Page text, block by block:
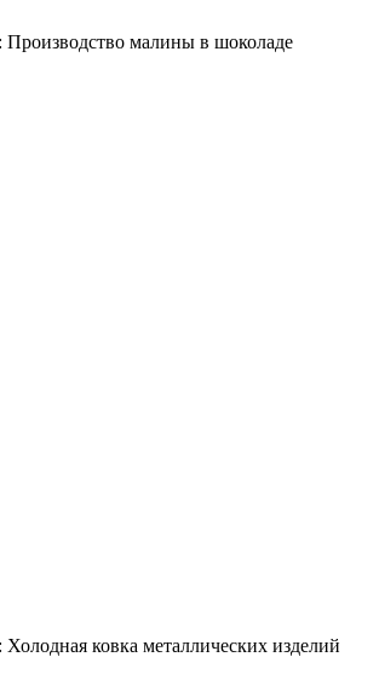
Производство малины в шоколаде
Холодная ковка металлических изделий